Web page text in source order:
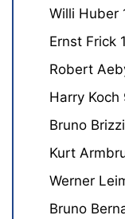
Willi Huber
Ernst Frick
Robert
Harry Koch
Bruno
Kurt
Werner
Bruno